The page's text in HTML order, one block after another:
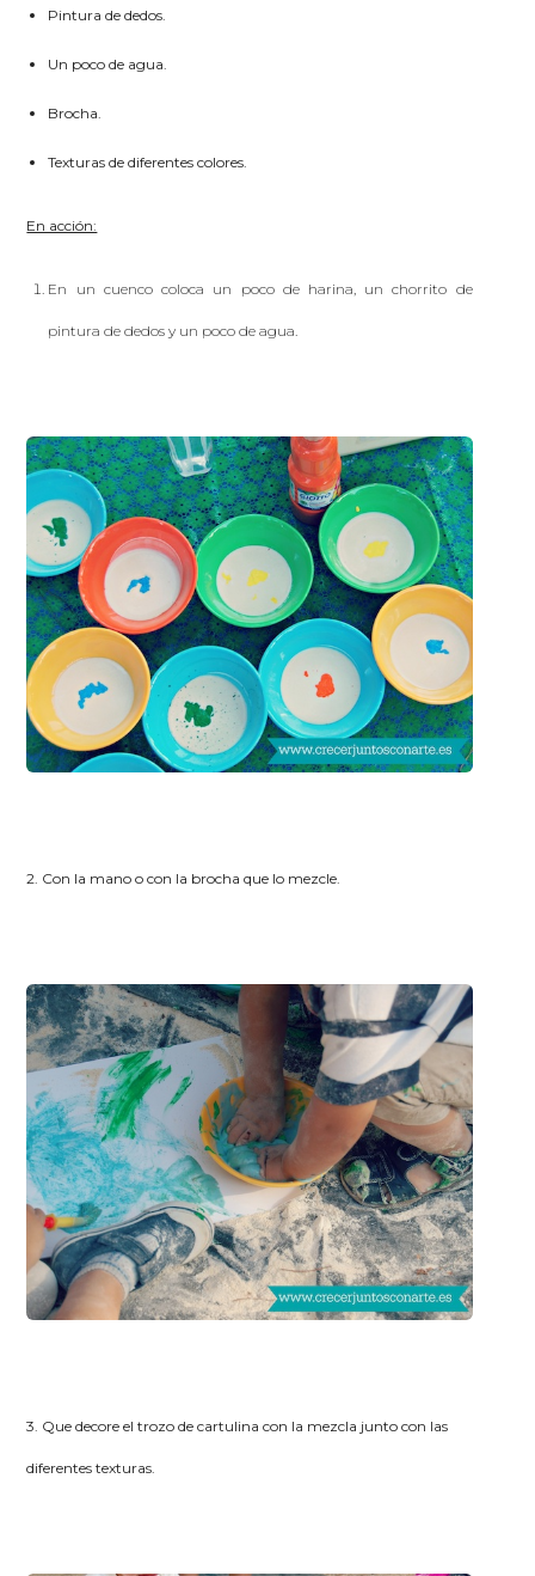
Pintura de dedos.
Un poco de agua.
Brocha.
Texturas de diferentes colores.
En acción:
En un cuenco coloca un poco de harina, un chorrito de
pintura de dedos y un poco de agua.
2. Con la mano o con la brocha que lo mezcle.
3. Que decore el trozo de cartulina con la mezcla junto con las
diferentes texturas.